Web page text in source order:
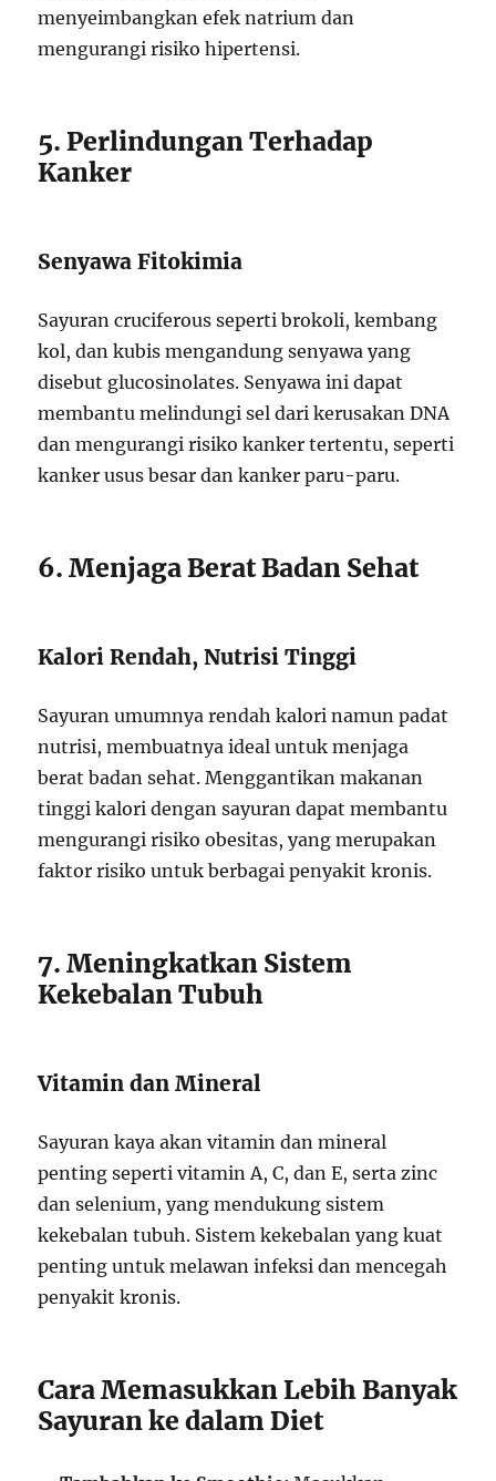
menyeimbangkan efek natrium dan
mengurangi risiko hipertensi.
5. Perlindungan Terhadap
Kanker
Senyawa Fitokimia
Sayuran cruciferous seperti brokoli, kembang
kol, dan kubis mengandung senyawa yang
disebut glucosinolates. Senyawa ini dapat
membantu melindungi sel dari kerusakan DNA
dan mengurangi risiko kanker tertentu, seperti
kanker usus besar dan kanker paru-paru.
6. Menjaga Berat Badan Sehat
Kalori Rendah, Nutrisi Tinggi
Sayuran umumnya rendah kalori namun padat
nutrisi, membuatnya ideal untuk menjaga
berat badan sehat. Menggantikan makanan
tinggi kalori dengan sayuran dapat membantu
mengurangi risiko obesitas, yang merupakan
faktor risiko untuk berbagai penyakit kronis.
7. Meningkatkan Sistem
Kekebalan Tubuh
Vitamin dan Mineral
Sayuran kaya akan vitamin dan mineral
penting seperti vitamin A, C, dan E, serta zinc
dan selenium, yang mendukung sistem
kekebalan tubuh. Sistem kekebalan yang kuat
penting untuk melawan infeksi dan mencegah
penyakit kronis.
Cara Memasukkan Lebih Banyak
Sayuran ke dalam Diet